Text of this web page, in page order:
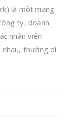
là một mạng
ty, doanh
nhân viên
nhau, thường di